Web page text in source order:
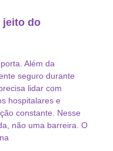
jeito do
Além da
seguro durante
lidar com
hospitalares e
constante. Nesse
não uma barreira. O